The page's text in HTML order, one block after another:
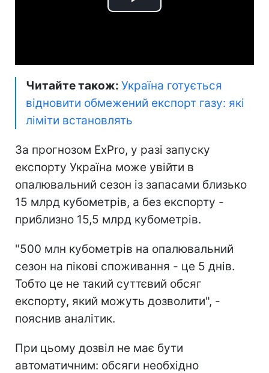
Play
Читайте також: Україна готується
відновити обмежений експорт газу: які
ліміти встановлять
За прогнозом ExPro, у разі запуску
експорту Україна може увійти в
опалювальний сезон із запасами близько
15 млрд кубометрів, а без експорту -
приблизно 15,5 млрд кубометрів.
"500 млн кубометрів на опалювальний
сезон на пікові споживання - це 5 днів.
Тобто це не такий суттєвий обсяг
експорту, який можуть дозволити", -
пояснив аналітик.
При цьому дозвіл не має бути
автоматичним: обсяги необхідно